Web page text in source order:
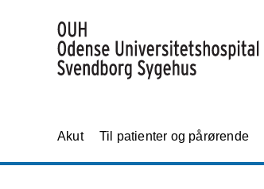
Akut Til patienter og pårørende